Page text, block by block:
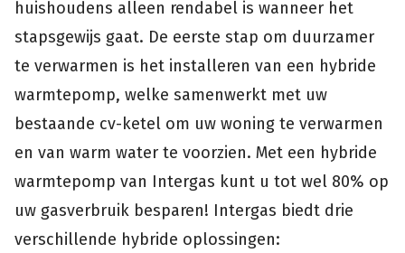
huishoudens alleen rendabel is wanneer het
stapsgewijs gaat. De eerste stap om duurzamer
te verwarmen is het installeren van een hybride
warmtepomp, welke samenwerkt met uw
bestaande cv-ketel om uw woning te verwarmen
en van warm water te voorzien. Met een hybride
warmtepomp van Intergas kunt u tot wel 80% op
uw gasverbruik besparen! Intergas biedt drie
verschillende hybride oplossingen: